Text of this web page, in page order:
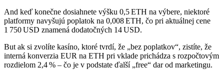
And keď konečne dosiahnete výšku 0,5 ETH na výbere, niektoré
platformy navyšujú poplatok na 0,008 ETH, čo pri aktuálnej cene
1 750 USD znamená dodatočných 14 USD.
But ak si zvolíte kasíno, ktoré tvrdí, že „bez poplatkov“, zistíte, že
interná konverzia EUR na ETH pri vklade prichádza s rozpočtovým
rozdielom 2,4 % – čo je v podstate ďalší „free“ dar od marketingu.